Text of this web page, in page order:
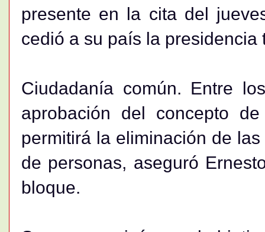
presente en la cita del
cedió a su país la presidencia
Ciudadanía común. Entre
aprobación del concepto
permitirá la eliminación de
de personas, aseguró
bloque.